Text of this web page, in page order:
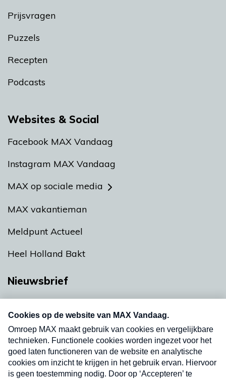
Prijsvragen
Puzzels
Recepten
Podcasts
Websites & Social
Facebook MAX Vandaag
Instagram MAX Vandaag
MAX op sociale media
MAX vakantieman
Meldpunt Actueel
Heel Holland Bakt
Nieuwsbrief
Neem hier een gratis abonnement op onze
nieuwsbrief. Elke vrijdag- en dinsdagochtend in
uw mailbox.
Verzend